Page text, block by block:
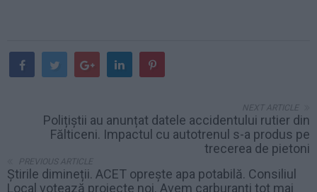
NEXT ARTICLE
Polițiștii au anunțat datele accidentului rutier din
Fălticeni. Impactul cu autotrenul s-a produs pe
trecerea de pietoni
PREVIOUS ARTICLE
Știrile dimineții. ACET oprește apa potabilă. Consiliul
Local votează proiecte noi. Avem carburanți tot mai